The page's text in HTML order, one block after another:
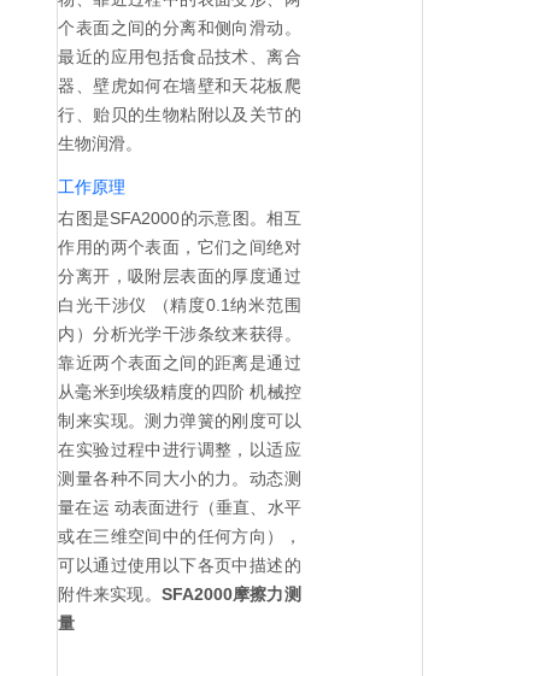
个表面之间的分离和侧向滑动。
最近的应用包括食品技术、离合
器、壁虎如何在墙壁和天花板爬
行、贻贝的生物粘附以及关节的
生物润滑。
工作原理
右图是SFA2000的示意图。相互
作用的两个表面，它们之间绝对
分离开，吸附层表面的厚度通过
白光干涉仪 （精度0.1纳米范围
内）分析光学干涉条纹来获得。
靠近两个表面之间的距离是通过
从毫米到埃级精度的四阶 机械控
制来实现。测力弹簧的刚度可以
在实验过程中进行调整，以适应
测量各种不同大小的力。动态测
量在运 动表面进行（垂直、水平
或在三维空间中的任何方向），
可以通过使用以下各页中描述的
附件来实现。 SFA2000摩擦力测
量